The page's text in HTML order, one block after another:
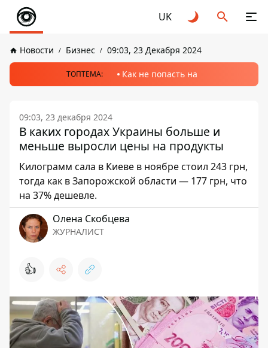
UK
Новости Бизнес 09:03, 23 Декабря 2024
ТОПТЕМА: Как не попасть на
09:03, 23 декабря 2024
В каких городах Украины больше и
меньше выросли цены на продукты
Килограмм сала в Киеве в ноябре стоил 243 грн,
тогда как в Запорожской области — 177 грн, что
на 37% дешевле.
Олена Скобцева
ЖУРНАЛИСТ
👍